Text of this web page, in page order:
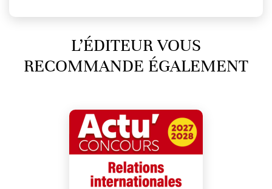
L’ÉDITEUR VOUS
RECOMMANDE ÉGALEMENT